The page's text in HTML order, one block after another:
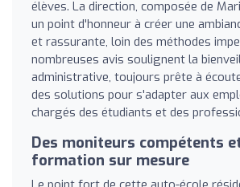
élèves. La direction, composée de
un point d'honneur à créer une
et rassurante, loin des méthodes
nombreuses avis soulignent la
administrative, toujours prête à
des solutions pour s'adapter aux
chargés des étudiants et des
Des moniteurs compétents
formation sur mesure